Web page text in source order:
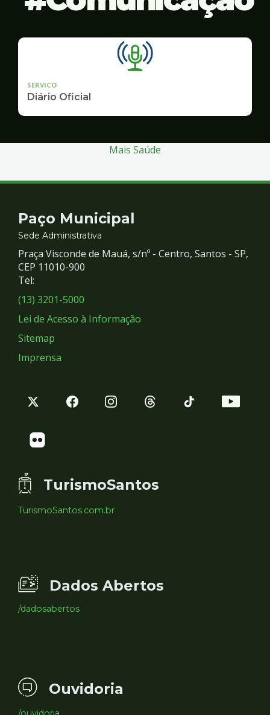
SERVICO
Diário Oficial
Mais Saúde
Contato
e
Redes
Sociais
Paço Municipal
Sede Administrativa
Praça Visconde de Mauá, s/nº - Centro, Santos - SP,
CEP 11010-900
Tel:
(13) 3201-5000
Lei de Acesso à Informação
Sitemap
Imprensa
TurismoSantos
TurismoSantos.com.br
Dados Abertos
/dadosabertos
Ouvidoria